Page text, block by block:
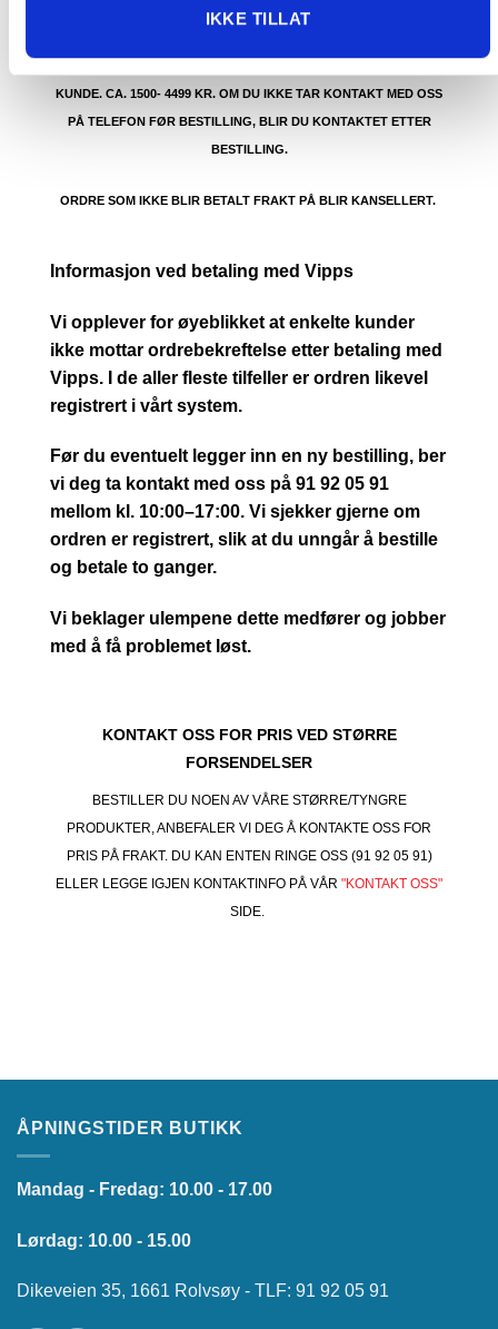
IKKE TILLAT
VARENE.
KUNDE. CA. 1500- 4499 KR. OM DU IKKE TAR KONTAKT MED OSS
PÅ TELEFON FØR BESTILLING, BLIR DU KONTAKTET ETTER
BESTILLING.
ORDRE SOM IKKE BLIR BETALT FRAKT PÅ BLIR KANSELLERT.
Informasjon ved betaling med Vipps
Vi opplever for øyeblikket at enkelte kunder
ikke mottar ordrebekreftelse etter betaling med
Vipps. I de aller fleste tilfeller er ordren likevel
registrert i vårt system.
Før du eventuelt legger inn en ny bestilling, ber
vi deg ta kontakt med oss på 91 92 05 91
mellom kl. 10:00–17:00. Vi sjekker gjerne om
ordren er registrert, slik at du unngår å bestille
og betale to ganger.
Vi beklager ulempene dette medfører og jobber
med å få problemet løst.
KONTAKT OSS FOR PRIS VED STØRRE
FORSENDELSER
BESTILLER DU NOEN AV VÅRE STØRRE/TYNGRE
PRODUKTER, ANBEFALER VI DEG Å KONTAKTE OSS FOR
PRIS PÅ FRAKT. DU KAN ENTEN RINGE OSS (91 92 05 91)
ELLER LEGGE IGJEN KONTAKTINFO PÅ VÅR "KONTAKT OSS"
SIDE.
ÅPNINGSTIDER BUTIKK
Mandag - Fredag: 10.00 - 17.00
Lørdag: 10.00 - 15.00
Dikeveien 35, 1661 Rolvsøy - TLF: 91 92 05 91